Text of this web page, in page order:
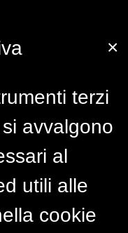
×
terzi
avvalgono
al
utili alle
cookie